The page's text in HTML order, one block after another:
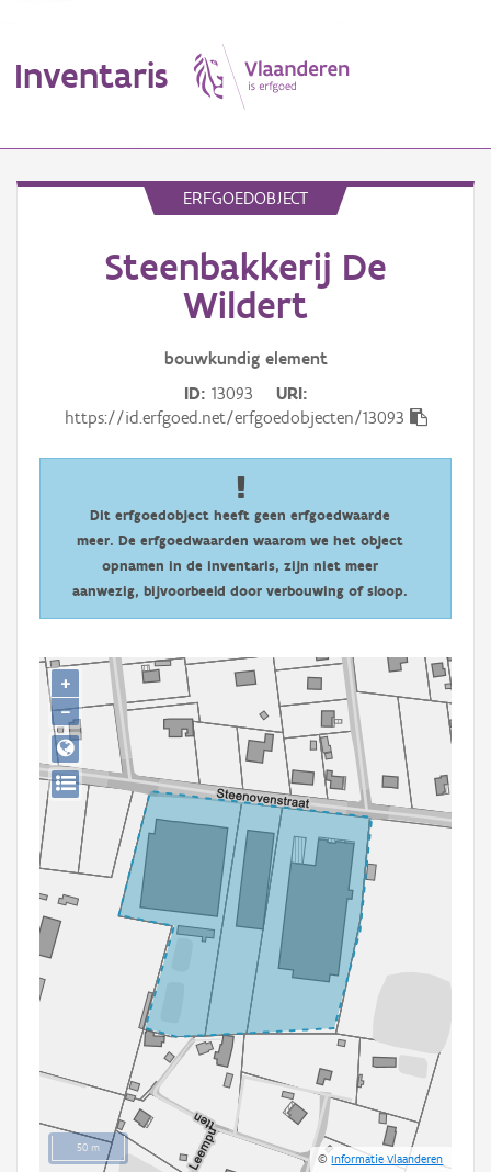
Inventaris
Erfgoedobject
Gebeurtenis
Downloads
Hergebruik
ERFGOEDOBJECT
Steenbakkerij De
Wildert
bouwkundig element
ID 13093
URI
https://id.erfgoed.net/erfgoedobjecten/13093
Dit erfgoedobject heeft geen erfgoedwaarde
meer. De erfgoedwaarden waarom we het object
opnamen in de inventaris, zijn niet meer
aanwezig, bijvoorbeeld door verbouwing of sloop.
50 m
©Informatie Vlaanderen
+
−